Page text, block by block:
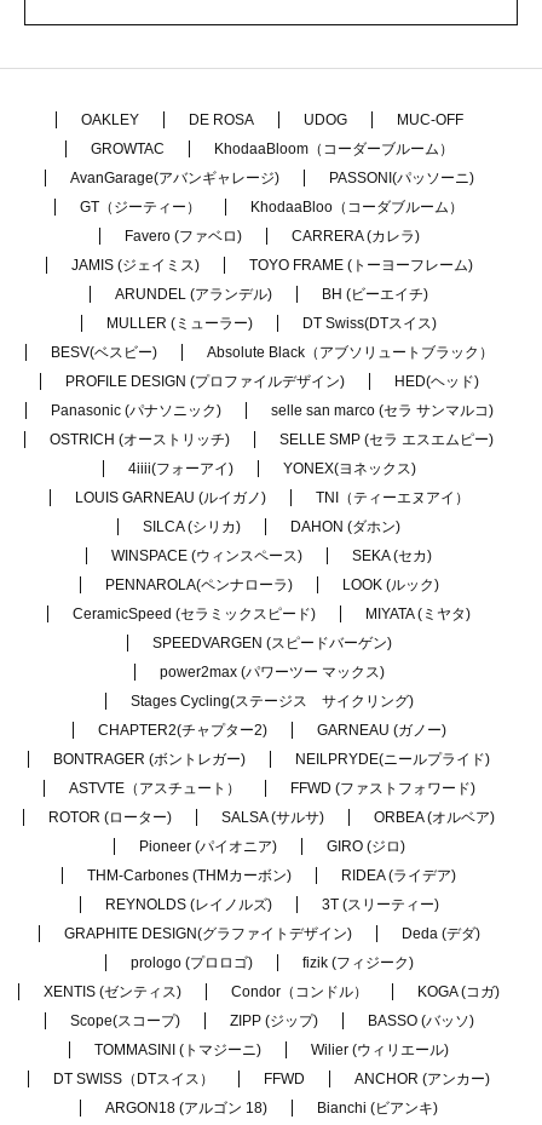
OAKLEY DE ROSA UDOG
MUC-OFF
GROWTAC
KhodaaBloom（コーダーブルーム）
AvanGarage(アバンギャレージ)
PASSONI(パッソーニ)
GT（ジーティー）
KhodaaBloo（コーダブルーム）
Favero (ファベロ)
CARRERA (カレラ)
JAMIS (ジェイミス)
TOYO FRAME (トーヨーフレーム)
ARUNDEL (アランデル)
BH (ビーエイチ)
MULLER (ミューラー)
DT Swiss(DTスイス)
BESV(ベスビー)
Absolute Black（アブソリュートブラック）
PROFILE DESIGN (プロファイルデザイン)
HED(ヘッド)
Panasonic (パナソニック)
selle san marco (セラ サンマルコ)
OSTRICH (オーストリッチ)
SELLE SMP (セラ エスエムピー)
4iiii(フォーアイ)
YONEX(ヨネックス)
LOUIS GARNEAU (ルイガノ)
TNI（ティーエヌアイ）
SILCA (シリカ)
DAHON (ダホン)
WINSPACE (ウィンスペース)
SEKA (セカ)
PENNAROLA(ペンナローラ)
LOOK (ルック)
CeramicSpeed (セラミックスピード)
MIYATA (ミヤタ)
SPEEDVARGEN (スピードバーゲン)
power2max (パワーツー マックス)
Stages Cycling(ステージス サイクリング)
CHAPTER2(チャプター2)
GARNEAU (ガノー)
BONTRAGER (ボントレガー)
NEILPRYDE(ニールプライド)
ASTVTE（アスチュート）
FFWD (ファストフォワード)
ROTOR (ローター)
SALSA (サルサ)
ORBEA (オルベア)
Pioneer (パイオニア)
GIRO (ジロ)
THM-Carbones (THMカーボン)
RIDEA (ライデア)
REYNOLDS (レイノルズ)
3T (スリーティー)
GRAPHITE DESIGN(グラファイトデザイン)
Deda (デダ)
prologo (プロロゴ)
fizik (フィジーク)
XENTIS (ゼンティス)
Condor（コンドル）
KOGA (コガ)
Scope(スコープ)
ZIPP (ジップ)
BASSO (バッソ)
TOMMASINI (トマジーニ)
Wilier (ウィリエール)
DT SWISS（DTスイス）
FFWD
ANCHOR (アンカー)
ARGON18 (アルゴン 18)
Bianchi (ビアンキ)